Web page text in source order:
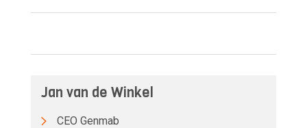
Jan van de Winkel
CEO Genmab